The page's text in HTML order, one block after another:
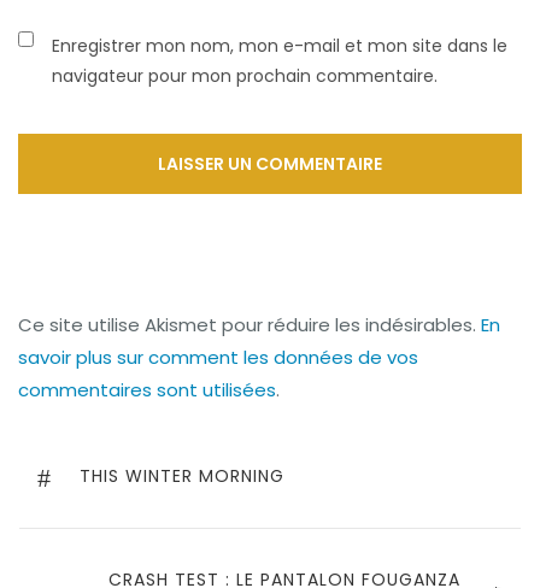
Enregistrer mon nom, mon e-mail et mon site dans le
navigateur pour mon prochain commentaire.
Ce site utilise Akismet pour réduire les indésirables. En
savoir plus sur comment les données de vos
commentaires sont utilisées.
de
PREVIOUS
THIS WINTER MORNING
NEXT
CRASH TEST : LE PANTALON FOUGANZA